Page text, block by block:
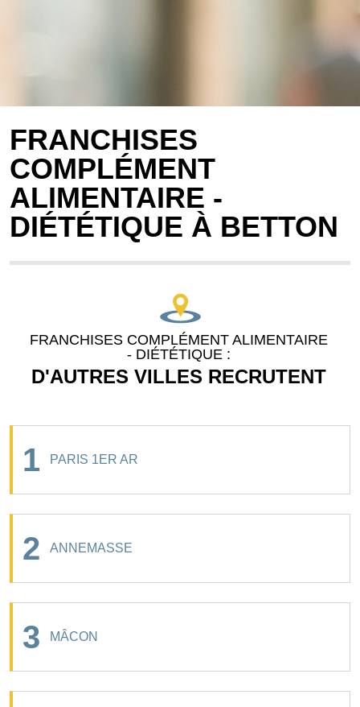
FRANCHISES
COMPLÉMENT
ALIMENTAIRE -
DIÉTÉTIQUE À BETTON
FRANCHISES COMPLÉMENT ALIMENTAIRE
- DIÉTÉTIQUE :
D'AUTRES VILLES RECRUTENT
1 PARIS 1ER AR
2 ANNEMASSE
3 MÂCON